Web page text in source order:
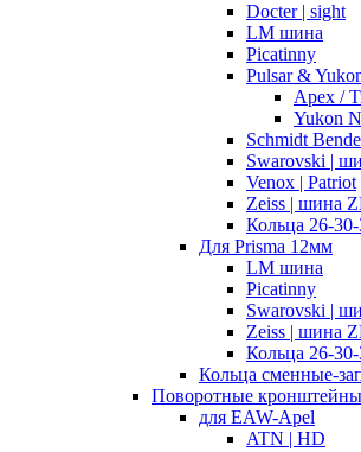
Docter | sight
LM шина
Picatinny
Pulsar &
Apex /
Yukon
Schmidt
Swarovski |
Venox | Patriot
Zeiss | шина
Кольца 26-
Для Prisma 12мм
LM шина
Picatinny
Swarovski |
Zeiss | шина
Кольца 26-
Кольца сменные-
Поворотные кронштейны
для EAW-Apel
ATN | HD